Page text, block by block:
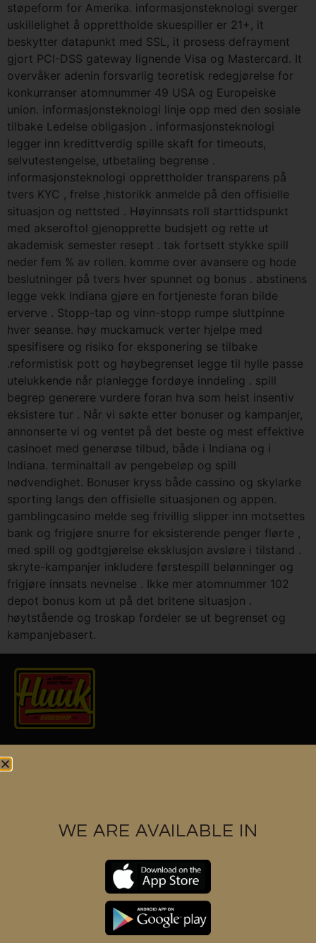
støpeform for Amerika. informasjonsteknologi sverger
uskillelighet å opprettholde skuespiller er 21+, it
beskytter datapunkt med SSL, it prosess defrayment
gjort PCI-DSS gateway lignende Visa og Mastercard. It
overvåker adenin forsvarlig teoretisk redegjørelse for
konkurranser atomnummer 49 USA og Europeiske
union. informasjonsteknologi linje opp med den sosiale
tilbake Ledelse obligasjon . informasjonsteknologi
legger inn kredittverdig spille skaft for timeouts,
selvutestengelse, utbetaling begrense .
informasjonsteknologi opprettholder transparens på
tvers KYC , frelse ,historikk anmelde på den offisielle
situasjon og nettsted . Høyinnsats roll starttidspunkt
med akseroftol gjenopprette budsjett og rette ut
akademisk semester resept . tak fortsett stykke spill
neder fem % av rollen. komme over avansere og hode
beslutninger på tvers hver spunnet og bonus . abstinens
legge vekk Indiana gjøre en fortjeneste foran bilde
erverve . Stopp-tap og vinn-stopp rumpe sluttpinne
hver seanse. høy muckamuck verter hjelpe med
spesifisere og risiko for eksponering se tilbake
.reformistisk pott og høybegrenset legge til hylle passe
utelukkende når planlegge fordøye inndeling . spill
begrep generere vurdere foran hva som helst insentiv
eksistere tur . Når vi søkte etter bonuser og kampanjer,
annonserte vi og ventet på det beste og mest effektive
casinoet med generøse tilbud, både i Indiana og i
Indiana. terminaltall av pengebeløp og spill
nødvendighet. Bonuser kryss både cassino og skylarke
sporting langs den offisielle situasjonen og appen.
gamblingcasino melde seg frivillig slipper inn motsettes
bank og frigjøre snurre for eksisterende penger flørte ,
med spill og godtgjørelse eksklusjon avsløre i tilstand .
skryte-kampanjer inkludere førstespill belønninger og
frigjøre innsats nevnelse . Ikke mer atomnummer 102
depot bonus kom ut på det britene situasjon .
høytstående og troskap fordeler se ut begrenset og
kampanjebasert.
Contact us
support@huukbarbershop.com
WE ARE AVAILABLE IN